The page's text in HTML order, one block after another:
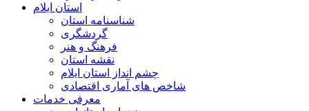
استان ایلام
شناسنامه استان
گردشگری
فرهنگ و هنر
نقشه استان
چشم انداز استان ایلام
شاخص های آماری اقتصادی
معرفی خدمات